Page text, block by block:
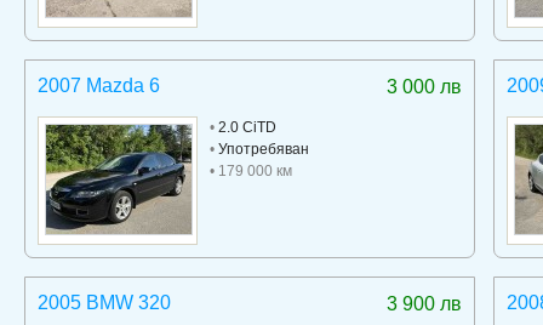
3 000 лв
2007 Mazda 6
• 2.0 CiTD
• Употребяван
• 179 000 км
3 900 лв
2005 BMW 320